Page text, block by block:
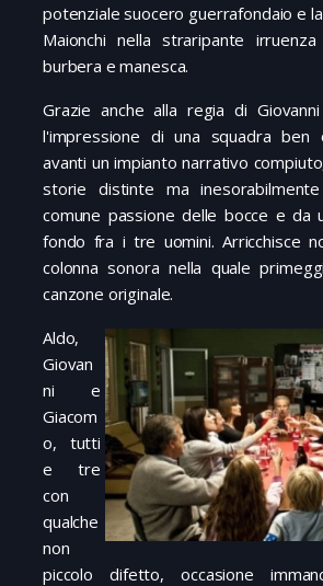
potenziale suocero guerrafondaio e
Maionchi nella straripante
burbera e manesca.
Grazie anche alla regia di
l'impressione di una squadra ben
avanti un impianto narrativo
storie distinte ma
comune passione delle bocce e da
fondo fra i tre uomini. Arricchisce
colonna sonora nella quale
canzone originale.
Aldo,
Giovan
ni e
Giacom
o, tutti
e tre
con
qualche
non
piccolo difetto, occasione